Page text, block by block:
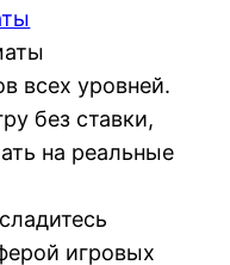
всех уровней.
без ставки,
на реальные
игровых